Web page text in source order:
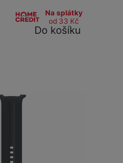
Na splátky
od 33 Kč
Do košíku